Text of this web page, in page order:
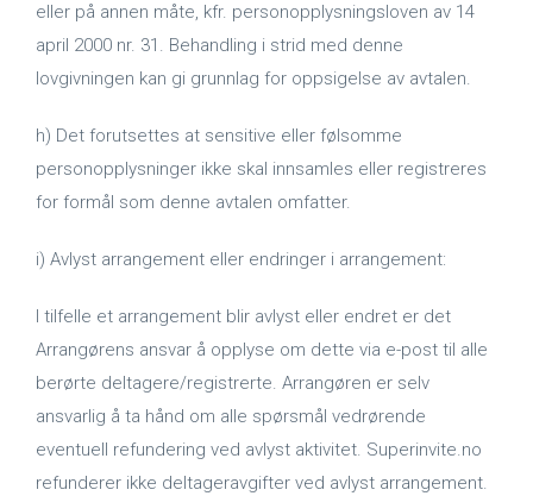
eller på annen måte, kfr. personopplysningsloven av 14
april 2000 nr. 31. Behandling i strid med denne
lovgivningen kan gi grunnlag for oppsigelse av avtalen.
h) Det forutsettes at sensitive eller følsomme
personopplysninger ikke skal innsamles eller registreres
for formål som denne avtalen omfatter.
i) Avlyst arrangement eller endringer i arrangement:
I tilfelle et arrangement blir avlyst eller endret er det
Arrangørens ansvar å opplyse om dette via e-post til alle
berørte deltagere/registrerte. Arrangøren er selv
ansvarlig å ta hånd om alle spørsmål vedrørende
eventuell refundering ved avlyst aktivitet. Superinvite.no
refunderer ikke deltageravgifter ved avlyst arrangement.